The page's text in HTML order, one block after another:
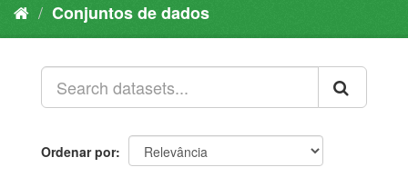
Conjuntos de dados
Ordenar por